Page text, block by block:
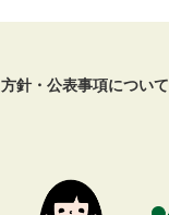
方針・公表事項について